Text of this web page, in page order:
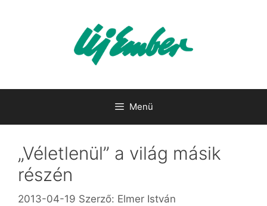
Menü
„Véletlenül” a világ másik
részén
2013-04-19 Szerző: Elmer István